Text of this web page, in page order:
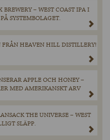
– WEST COAST IPA I
SYSTEMBOLAGET.
FRÅN HEAVEN HILL DISTILLERY!
APPLE OCH HONEY –
MED AMERIKANSKT ARV
THE UNIVERSE – WEST
SLÄPP.